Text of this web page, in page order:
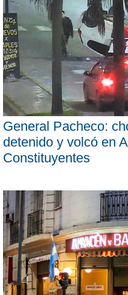
General Pacheco:
detenido y volcó en
Constituyentes